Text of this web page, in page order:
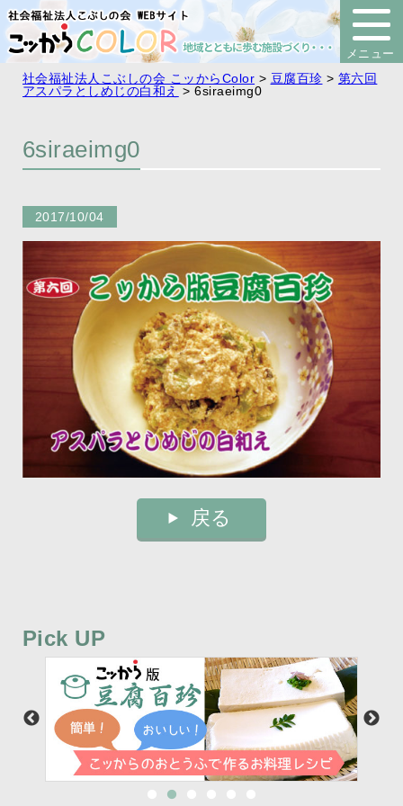
社会福祉法人こぶしの会 こッからColor > 豆腐百珍 > 第六回
アスパラとしめじの白和え >6siraeimg0
6siraeimg0
2017/10/04
戻る
Pick UP